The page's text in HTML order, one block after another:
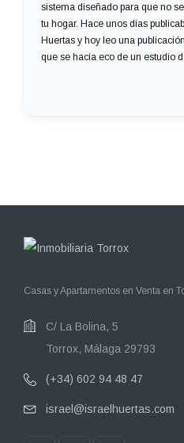
sistema diseñado para que no
tu hogar. Hace unos días
Huertas y hoy leo una
que se hacía eco de un estudio
Casas y Apartamentos en Venta en
C/ La Bolina, 5
Torrox, Málaga 29793
(+34) 602 94 48 47
israel@israelhuertas.com